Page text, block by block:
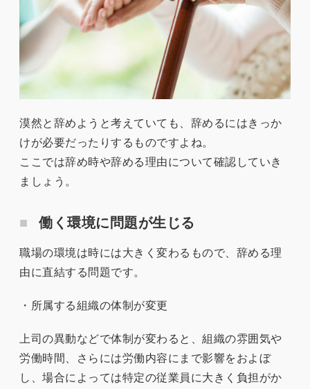
漠然と辞めようと考えていても、辞めるにはきっか
けが必要だったりするものですよね。
ここでは辞め時や辞める理由について確認していき
ましょう。
働く環境に問題が生じる
職場の環境は時には大きく変わるもので、辞める理
由に直結する問題です。
・所属する組織の体制が変更
上司の異動などで体制が変わると、組織の雰囲気や
労働時間、さらには労働内容にまで影響をおよぼ
し、場合によっては特定の従業員に大きく負担がか